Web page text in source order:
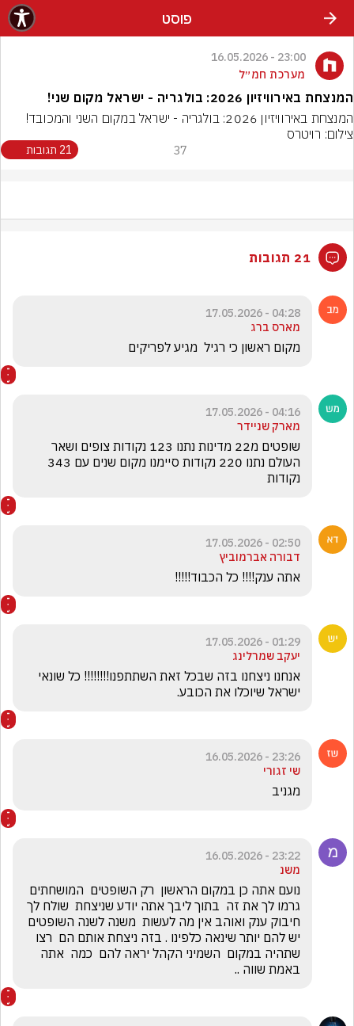
פוסט
23:00 - 16.05.2026
מערכת חמ״ל
המנצחת באירוויזיון 2026: בולגריה - ישראל מקום שני!
המנצחת באירוויזיון 2026: בולגריה - ישראל במקום השני והמכובד!
צילום: רויטרס
37 21 תגובות
21 תגובות
04:28 - 17.05.2026
מארס ברג
מקום ראשון כי רגיל  מגיע לפריקים
04:16 - 17.05.2026
מארק שניידר
נקודות
02:50 - 17.05.2026
דבורה אברמוביץ
אתה ענק!!!! כל הכבוד!!!!!
01:29 - 17.05.2026
יעקב שמרלינג
ישראל שיוכלו את הכובע.
23:26 - 16.05.2026
שי זגורי
מגניב
23:22 - 16.05.2026
משנ
באמת שווה ..